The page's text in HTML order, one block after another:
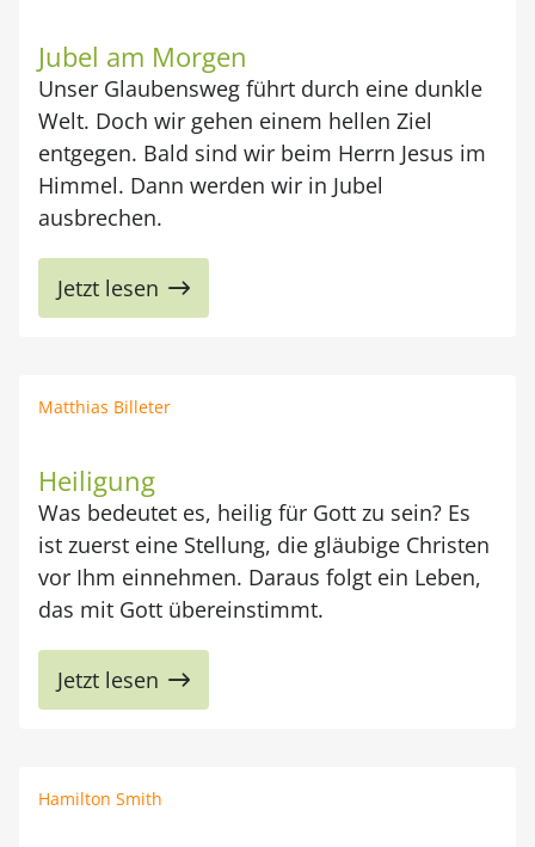
Jubel am Morgen
Unser Glaubensweg führt durch eine dunkle
Welt. Doch wir gehen einem hellen Ziel
entgegen. Bald sind wir beim Herrn Jesus im
Himmel. Dann werden wir in Jubel
ausbrechen.
Jetzt lesen
Matthias Billeter
Heiligung
Was bedeutet es, heilig für Gott zu sein? Es
ist zuerst eine Stellung, die gläubige Christen
vor Ihm einnehmen. Daraus folgt ein Leben,
das mit Gott übereinstimmt.
Jetzt lesen
Hamilton Smith